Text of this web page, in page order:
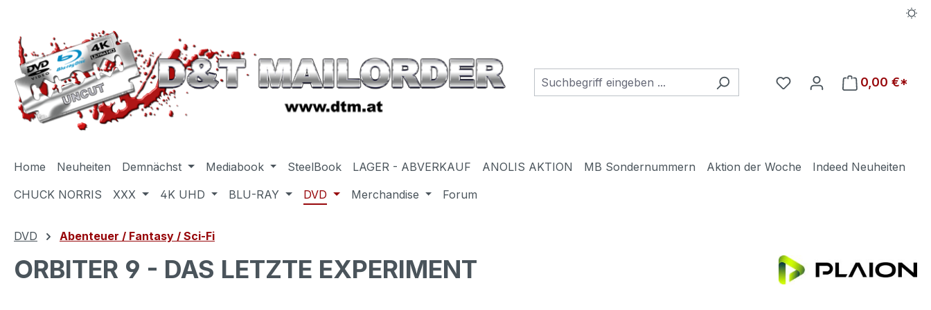
Du hast 0 Produkte auf
0,00 €*
Home Neuheiten Demnächst Mediabook SteelBook LAGER - ABVERKAUF ANOLIS AKTION MB Sondernummern Aktion der Woche
Indeed Neuheiten
CHUCK NORRIS
XXX 4K UHD BLU-RAY DVD Merchandise Forum
DVD Abenteuer / Fantasy / Sci-Fi
ORBITER 9 - DAS LETZTE EXPERIMENT